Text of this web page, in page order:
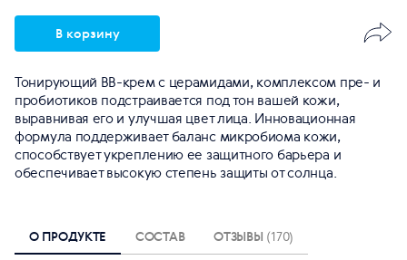
Тонирующий BB-крем с церамидами, комплексом пре- и
пробиотиков подстраивается под тон вашей кожи,
выравнивая его и улучшая цвет лица. Инновационная
формула поддерживает баланс микробиома кожи,
способствует укреплению ее защитного барьера и
обеспечивает высокую степень защиты от солнца.
В корзину
О ПРОДУКТЕ СОСТАВ ОТЗЫВЫ (170)